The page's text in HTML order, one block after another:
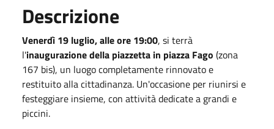
Descrizione
Venerdì 19 luglio, alle ore 19:00, si terrà
l'inaugurazione della piazzetta in piazza Fago (zona
167 bis), un luogo completamente rinnovato e
restituito alla cittadinanza. Un'occasione per riunirsi e
festeggiare insieme, con attività dedicate a grandi e
piccini.